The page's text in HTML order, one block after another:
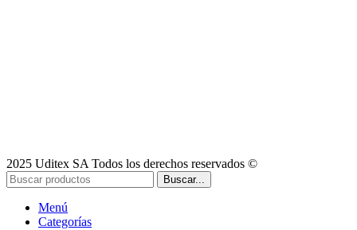
2025 Uditex SA Todos los derechos reservados ©
Buscar...
Menú
Categorías